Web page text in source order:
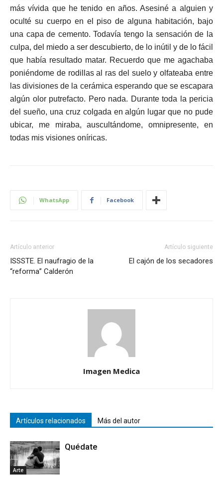
más vívida que he tenido en años. Asesiné a alguien y
oculté su cuerpo en el piso de alguna habitación, bajo
una capa de cemento. Todavía tengo la sensación de la
culpa, del miedo a ser descubierto, de lo inútil y de lo fácil
que había resultado matar. Recuerdo que me agachaba
poniéndome de rodillas al ras del suelo y olfateaba entre
las divisiones de la cerámica esperando que se escapara
algún olor putrefacto. Pero nada. Durante toda la pericia
del sueño, una cruz colgada en algún lugar que no pude
ubicar, me miraba, auscultándome, omnipresente, en
todas mis visiones oníricas.
WhatsApp Facebook
Artículo anterior
ISSSTE. El naufragio de la
“reforma” Calderón
Artículo siguiente
El cajón de los secadores
Imagen Medica
Artículos relacionados Más del autor
Arte
Quédate